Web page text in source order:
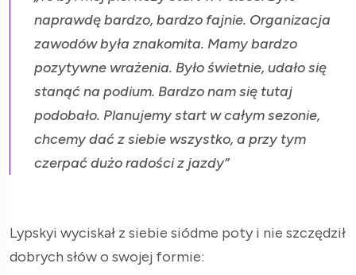
naprawdę bardzo, bardzo fajnie. Organizacja
zawodów była znakomita. Mamy bardzo
pozytywne wrażenia. Było świetnie, udało się
stanąć na podium. Bardzo nam się tutaj
podobało. Planujemy start w całym sezonie,
chcemy dać z siebie wszystko, a przy tym
czerpać dużo radości z jazdy”
Lypskyi wyciskał z siebie siódme poty i nie szczędził
dobrych słów o swojej formie: